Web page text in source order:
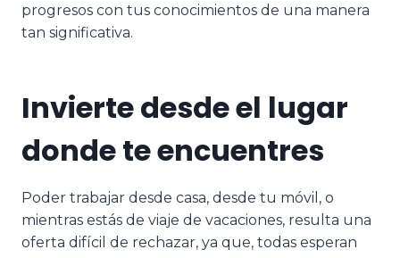
progresos con tus conocimientos de una manera
tan significativa.
Invierte desde el lugar
donde te encuentres
Poder trabajar desde casa, desde tu móvil, o
mientras estás de viaje de vacaciones, resulta una
oferta difícil de rechazar, ya que, todas esperan